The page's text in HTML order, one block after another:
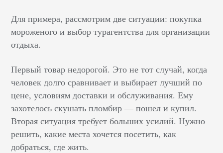
Для примера, рассмотрим две ситуации: покупка
мороженого и выбор турагентства для организации
отдыха.
Первый товар недорогой. Это не тот случай, когда
человек долго сравнивает и выбирает лучший по
цене, условиям доставки и обслуживания. Ему
захотелось скушать пломбир — пошел и купил.
Вторая ситуация требует больших усилий. Нужно
решить, какие места хочется посетить, как
добраться, где жить.